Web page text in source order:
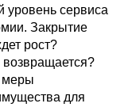
уровень сервиса
Закрытие
рост?
возвращается?
меры
для